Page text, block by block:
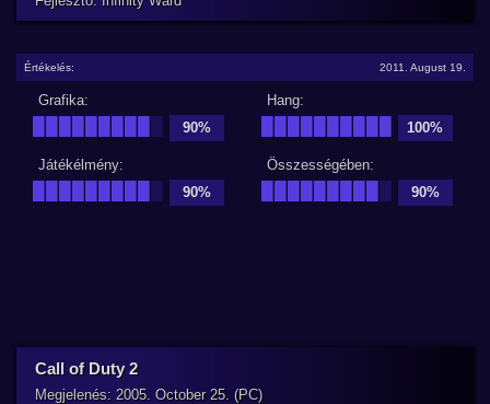
Értékelés: 2011. August 19.
Grafika:
90%
Hang:
100%
Játékélmény:
90%
Összességében:
90%
Call of Duty 2
Megjelenés: 2005. October 25. (PC)